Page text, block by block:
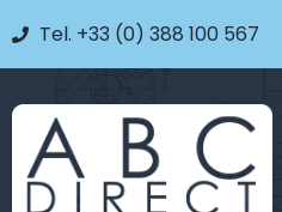
Tel. +33 (0) 388 100 567